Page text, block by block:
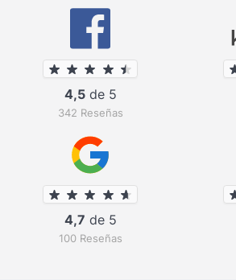
4,5de 5
342 Reseñas
4,7 de 5
100 Reseñas